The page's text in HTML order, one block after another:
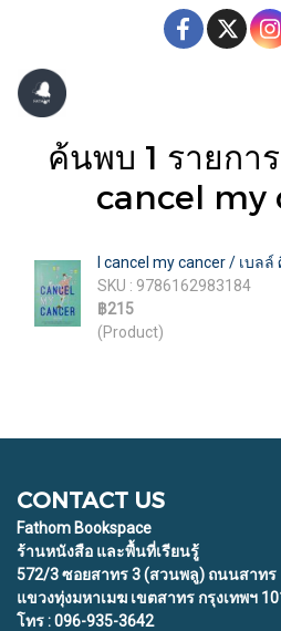
ค้นพบ 1 รายกา
cancel my
I cancel my cancer / เบล
SKU : 9786162983184
฿215
(Product)
CONTACT US
Fathom Bookspace
ร้านหนังสือ และพื้นที่เรียนรู้
572/3 ซอยสาทร 3 (สวนพลู) ถนนสาทร
แขวงทุ่งมหาเมฆ เขตสาทร กรุงเทพฯ
โทร : 096-935-3642